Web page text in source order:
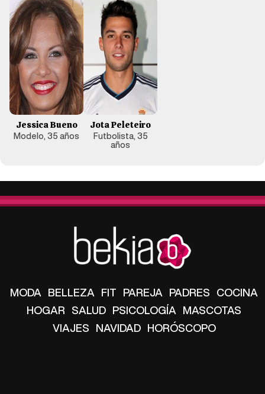
Jessica Bueno
Modelo, 35 años
Jota Peleteiro
Futbolista, 35
años
MODA BELLEZA FIT PAREJA PADRES COCINA
HOGAR SALUD PSICOLOGÍA MASCOTAS
VIAJES NAVIDAD HORÓSCOPO